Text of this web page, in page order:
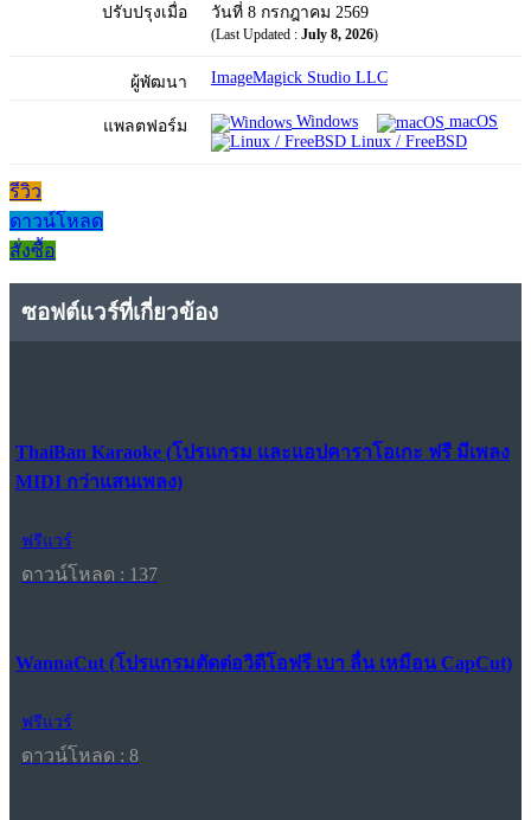
ปรับปรุงเมื่อ วันที่ 8 กรกฎาคม 2569
(Last Updated : July 8, 2026)
ผู้พัฒนา ImageMagick Studio LLC
แพลตฟอร์ม Windows
macOS
Linux / FreeBSD
รีวิว
ดาวน์โหลด
สั่งซื้อ
ซอฟต์แวร์ที่เกี่ยวข้อง
ThaiBan Karaoke (โปรแกรม และแอปคาราโอเกะ ฟรี มีเพลง
MIDI กว่าแสนเพลง)
ฟรีแวร์
ดาวน์โหลด : 137
WannaCut (โปรแกรมตัดต่อวิดีโอฟรี เบา ลื่น เหมือน CapCut)
ฟรีแวร์
ดาวน์โหลด : 8